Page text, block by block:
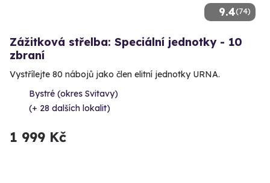
9.4(74)
Zážitková střelba: Speciální jednotky - 10
zbraní
Vystřílejte 80 nábojů jako člen elitní jednotky URNA.
Bystré (okres Svitavy)
(+ 28 dalších lokalit)
1 999 Kč